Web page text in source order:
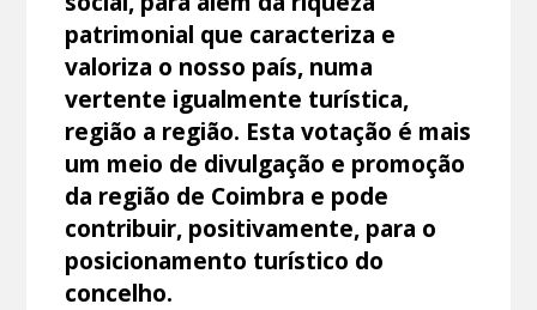
patrimonial que caracteriza e
valoriza o nosso país, numa
vertente igualmente turística,
região a região. Esta votação é mais
um meio de divulgação e promoção
da região de Coimbra e pode
contribuir, positivamente, para o
posicionamento turístico do
concelho.